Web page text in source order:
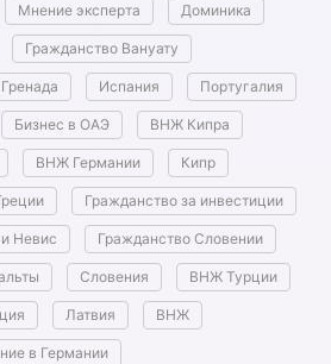
Мнение эксперта Доминика
Гражданство Вануату
Гренада Испания Португалия
Бизнес в ОАЭ ВНЖ Кипра
ВНЖ Германии Кипр
Гражданство за инвестиции
Невис Гражданство Словении
Словения ВНЖ Турции
Латвия ВНЖ
в Германии